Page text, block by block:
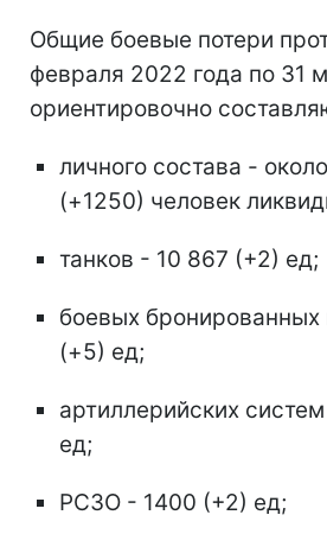
Общие боевые потери
февраля 2022 года по 31
ориентировочно
личного состава -
(+1250) человек
танков - 10 867 (+2) ед;
боевых
(+5) ед;
артиллерийских
ед;
РСЗО - 1400 (+2) ед;